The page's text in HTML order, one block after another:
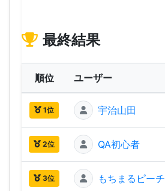
最終結果
順位 ユーザー
1位 宇治山田
2位 QA初心者
3位 もちまるピーチ